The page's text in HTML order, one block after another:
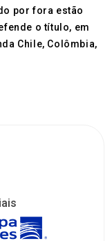
por fora estão
o título, em
Chile, Colômbia,